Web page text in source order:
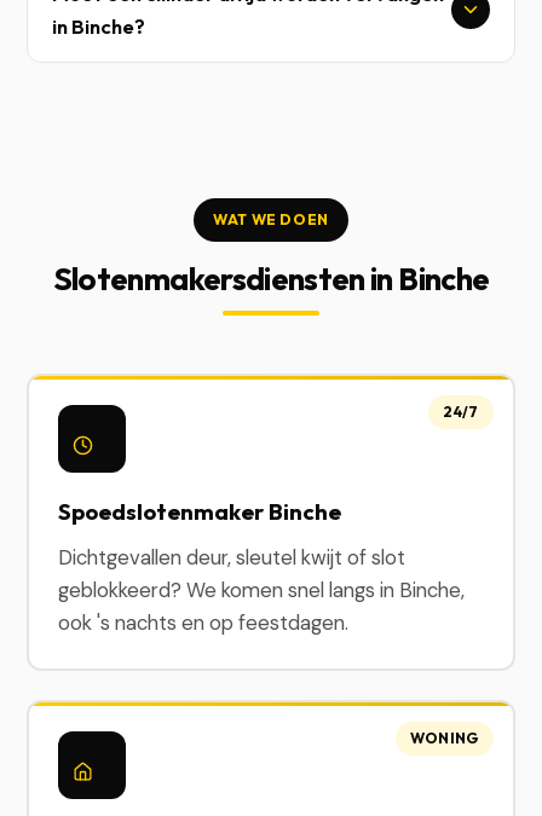
in Binche?
WAT WE DOEN
Slotenmakersdiensten in Binche
Spoedslotenmaker Binche
Dichtgevallen deur, sleutel kwijt of slot
geblokkeerd? We komen snel langs in Binche,
ook 's nachts en op feestdagen.
24/7
WONING